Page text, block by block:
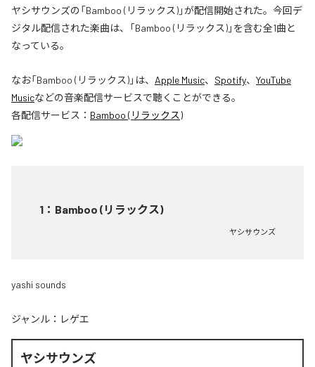
ヤシサウンズの「Bamboo (リラックス)」が配信開始された。今回デ
ジタル配信された楽曲は、「Bamboo (リラックス)」を含む全1曲と
なっている。
なお「Bamboo (リラックス)」は、 Apple Music、 Spotify、 YouTube
Musicなどの音楽配信サービスで聴くことができる。
各配信サービス： Bamboo (リラックス)
1 ： Bamboo (リラックス)
ヤシサウンズ
yashi sounds
ジャンル： レゲエ
ヤシサウンズ